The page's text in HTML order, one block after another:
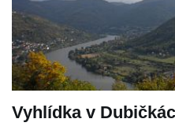
Vyhlídka v